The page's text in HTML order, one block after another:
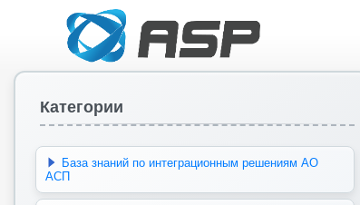
Категории
База знаний по интеграционным решениям АО
АСП